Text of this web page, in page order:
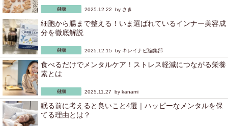
2025.12.22 by さき
細胞から腸まで整える！いま選ばれているインナー美容成
分を徹底解説
2025.12.15 by キレイナビ編集部
食べるだけでメンタルケア！ストレス軽減につながる栄養
素とは
2025.11.27 by kanami
眠る前に考えると良いこと4選｜ハッピーなメンタルを保
てる理由とは？